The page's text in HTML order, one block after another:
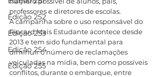
Edição 252
Edição 253
Edição 254
Edição 255
professores e diretores de escolas.
A campanha sobre o uso responsável do
Riocard Mais Estudante acontece desde
2013 e tem sido fundamental para
diminuir o número de reclamações
veiculadas na mídia, bem como possíveis
conflitos, durante o embarque, entre